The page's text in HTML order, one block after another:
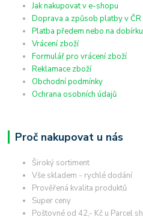
Jak nakupovat v e-shopu
Doprava a způsob platby v ČR
Platba předem nebo na dobírku
Vrácení zboží
Formulář pro vrácení zboží
Reklamace zboží
Obchodní podmínky
Ochrana osobních údajů
Proč nakupovat u nás
Široký sortiment
Vše skladem - rychlé dodání
Prověřená kvalita produktů
Super ceny
Poštovné od 42,- Kč u Parcel